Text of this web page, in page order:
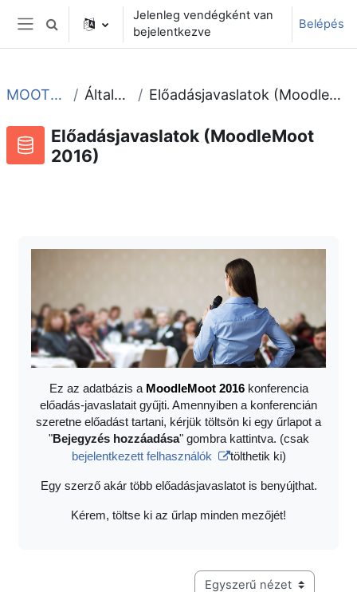
Tovább a fő tartalomhoz
Oldalpanel
Keresési bemeneti adatok váltása
Jelenleg vendégként van
bejelentkezve
Belépés
MOOT2016 Általános Előadásjavaslatok (MoodleMoot 2016)
Előadásjavaslatok (MoodleMoot
2016)
Ez az adatbázis a MoodleMoot 2016konferencia
előadás-javaslatait gyűjti. Amennyiben a konferencián
szeretne előadást tartani, kérjük töltsön ki egy űrlapot a
"Bejegyzés hozzáadása" gombra kattintva. (csak
bejelentkezett felhasználók
tölthetik ki)
Egy szerző akár több előadásjavaslatot is benyújthat.
Kérem, töltse ki az űrlap minden mezőjét!